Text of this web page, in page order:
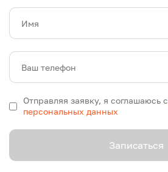
Имя
Ваш телефон
Отправляя заявку, я соглашаюсь с
персональных данных
Записаться